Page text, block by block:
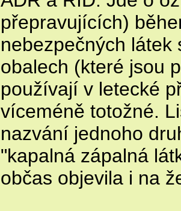
přepravujících)
nebezpečných
obalech (které jsou
používají v letecké
víceméně totožné.
nazvání jednoho
"kapalná zápalná
občas objevila i na